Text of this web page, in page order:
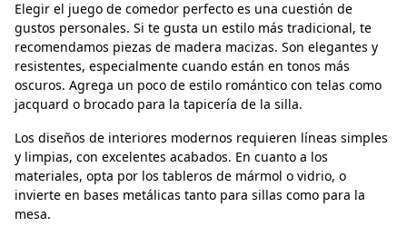
Elegir el juego de comedor perfecto es una cuestión de
gustos personales. Si te gusta un estilo más tradicional, te
recomendamos piezas de madera macizas. Son elegantes y
resistentes, especialmente cuando están en tonos más
oscuros. Agrega un poco de estilo romántico con telas como
jacquard o brocado para la tapicería de la silla.
Los diseños de interiores modernos requieren líneas simples
y limpias, con excelentes acabados. En cuanto a los
materiales, opta por los tableros de mármol o vidrio, o
invierte en bases metálicas tanto para sillas como para la
mesa.